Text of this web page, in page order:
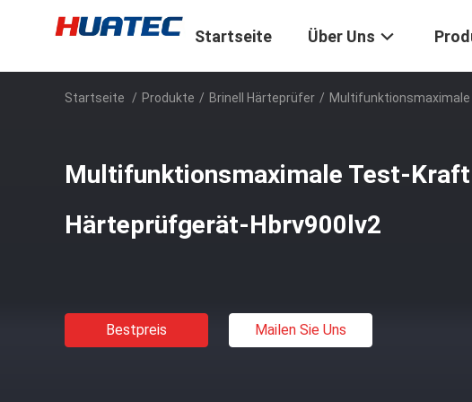
Startseite Über Uns
Startseite / Produkte / Brinell Härteprüfer /
Multifunktionsmaximale Test-
Härteprüfgerät-Hbrv900lv2
Bestpreis Mailen Sie Uns